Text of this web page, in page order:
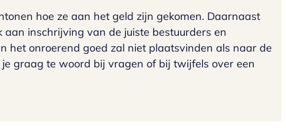
hoe ze aan het geld zijn gekomen. Daarnaast
inschrijving van de juiste bestuurders en
het onroerend goed zal niet plaatsvinden als naar de
graag te woord bij vragen of bij twijfels over een